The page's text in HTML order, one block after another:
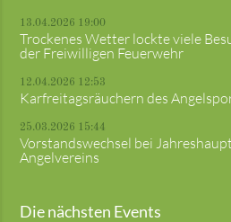
13.04.2026 19:00
Trockenes Wetter lockte viele
der Freiwilligen Feuerwehr
12.04.2026 12:53
Karfreitagsräuchern des
25.03.2026 15:44
Vorstandswechsel bei
Angelvereins
Die nächsten Events